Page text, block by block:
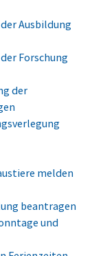
Ausbildung
Forschung
der
melden
beantragen
und